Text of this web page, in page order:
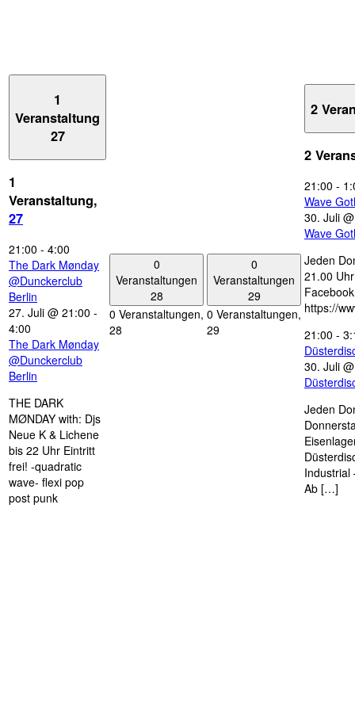
1
Veranstaltung
27
1
Veranstaltung,
27
21:00 - 4:00
The Dark Mønday
@Dunckerclub
Berlin
27. Juli @ 21:00 -
4:00
The Dark Mønday
@Dunckerclub
Berlin
THE DARK
MØNDAY with: Djs
Neue K & Lichene
bis 22 Uhr Eintritt
frei! -quadratic
wave- flexi pop
post punk
0
Veranstaltungen
28
0 Veranstaltungen,
28
0
Veranstaltungen
29
0 Veranstaltungen,
29
2
2
21:00 -
Wave
30. Juli
Wave
Jeden
21.00
https://
21:00 -
30. Juli
Jeden
Industrial
Ab […]